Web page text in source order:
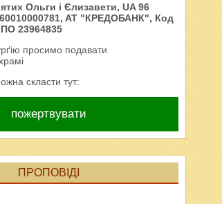
Ольги і Єлизавети, UA 96
AT "КРЕДОБАНК", Код
23964835
просимо подавати
скласти тут:
пожертвувати
ПРОПОВІДІ